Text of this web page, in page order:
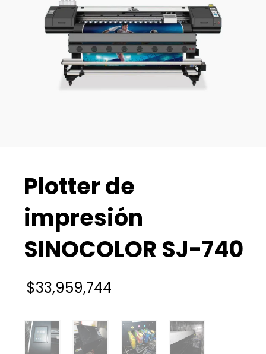
Plotter de
impresión
SINOCOLOR SJ-740
$33,959,744